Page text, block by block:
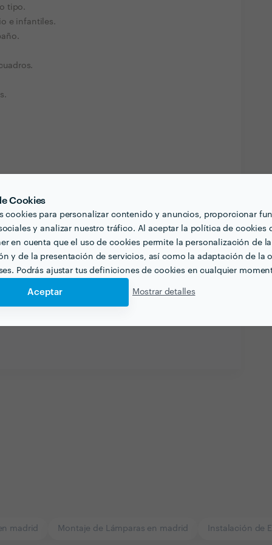
Cookies
cookies para personalizar contenido y anuncios, proporcionar
y analizar nuestro tráfico. Al aceptar la política de cookies
en cuenta que el uso de cookies permite la personalización de la
y de la presentación de servicios, así como la adaptación de la
Podrás ajustar tus definiciones de cookies en cualquier
Aceptar Mostrar detalles
tipo.
e infantiles.
o tiradores.
profesional Verificar disponibilidad
madrid Montaje de Lámparas en madrid Instalación de